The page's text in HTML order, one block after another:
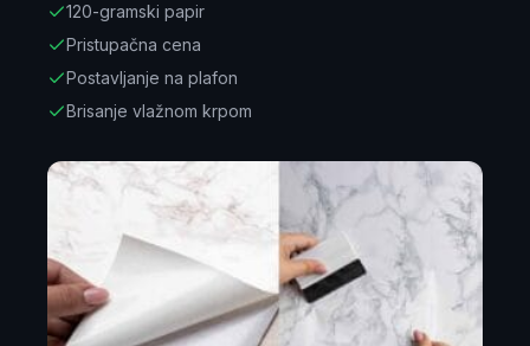
120-gramski papir
Pristupačna cena
Postavljanje na plafon
Brisanje vlažnom krpom